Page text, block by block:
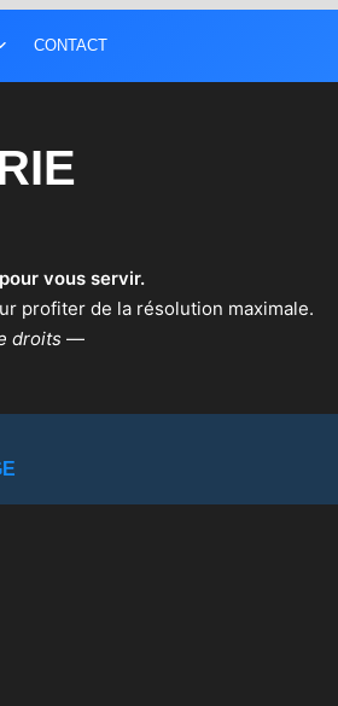
CONTACT
vous servir.
profiter de la résolution maximale.
droits —